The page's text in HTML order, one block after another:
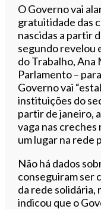
O Governo vai
gratuitidade das
nascidas a partir
segundo revelou
do Trabalho, Ana
Parlamento –
Governo vai
instituições do
partir de janeiro,
vaga nas
um lugar na rede
Não há dados
conseguiram ser
da rede solidária,
indicou que o